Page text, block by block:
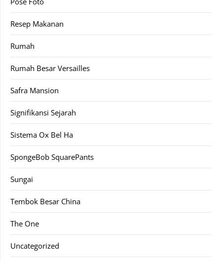
Resep Makanan
Rumah
Rumah Besar Versailles
Safra Mansion
Signifikansi Sejarah
Sistema Ox Bel Ha
SpongeBob SquarePants
Sungai
Tembok Besar China
The One
Uncategorized